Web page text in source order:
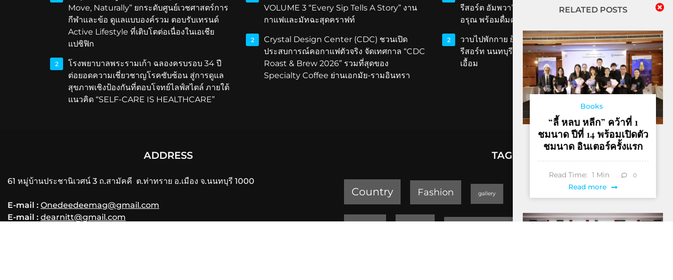
RELATED POSTS
Books
“ลี้ หลบ หลีก” คว้าที่ 1
ชมนาด ปีที่ 14 พร้อมเปิดตัว
ชมนาด อินเตอร์ครั้งแรก
Read Time: 1 Min 0
Read more
Move, Naturally” ยกระดับศูนย์เวชศาสตร์การ
กีฬาและข้อ ดูแลแบบองค์รวม ตอบรับเทรนด์
Active Lifestyle ที่เติบโตต่อเนื่องในเอเชีย
แปซิฟิก
2
โรงพยาบาลพระรามเก้า ฉลองครบรอบ 34 ปี
ต่อยอดความเชี่ยวชาญโรคซับซ้อน สู่การดูแล
สุขภาพเชิงป้องกันที่ตอบโจทย์ไลฟ์สไตล์ ภายใต้
แนวคิด “SELF-CARE IS HEALTHCARE”
VOLUME 3 “Every Sip Tells A Story” งาน
กาแฟและมัทฉะสุดคราฟท์
2
Crystal Design Center (CDC) ชวนเปิด
ประสบการณ์คอกาแฟตัวจริง จัดเทศกาล “CDC
Roast & Brew 2026” รวมที่สุดของ
Specialty Coffee ย่านเอกมัย-รามอินทรา
รีสอร์ต อัมพวา” สัมผัสวิถีริมน้ำ ตักบาตรรับ
อรุณ พร้อมดื่มด่ำเสน่ห์สมุทรสงคราม
2
วาบไปพักกาย ย้อนเวลาไปพักใจที่ ‘ทับขวัญ
รีสอร์ท นนทบุรี’ เสน่ห์เรือนไทยโบราณใกล้แค่
เอื้อม
ADDRESS
61 หมู่บ้านประชานิเวศน์ 3 ถ.สามัคคี ต.ท่าทราย อ.เมือง จ.นนทบุรี 1000
E-mail : Onedeedeemag@gmail.com
E-mail : dearnitt@gmail.com
TAGS
Country Fashion gallery lifestyle
Trending